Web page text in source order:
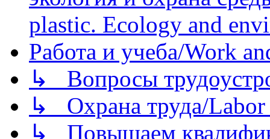
plastic. Ecology and
Работа и учеба/Work
↳ Вопросы
↳ Охрана труда/Labor
↳ Повышаем